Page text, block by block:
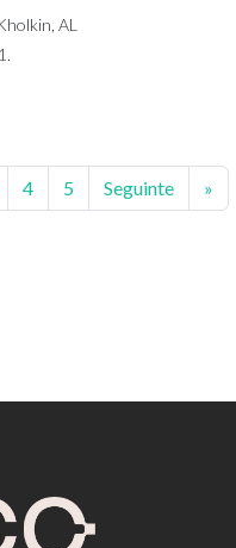
AL
4 5 Seguinte »